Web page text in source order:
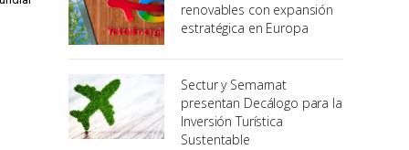
renovables con expansión
estratégica en Europa
Sectur y Semarnat
presentan Decálogo para la
Inversión Turística
Sustentable